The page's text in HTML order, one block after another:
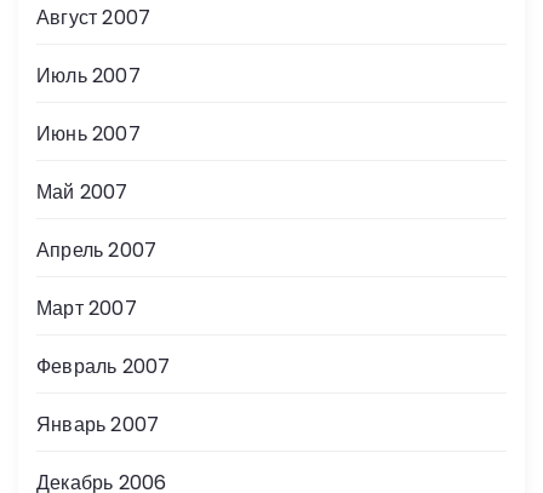
Август 2007
Июль 2007
Июнь 2007
Май 2007
Апрель 2007
Март 2007
Февраль 2007
Январь 2007
Декабрь 2006